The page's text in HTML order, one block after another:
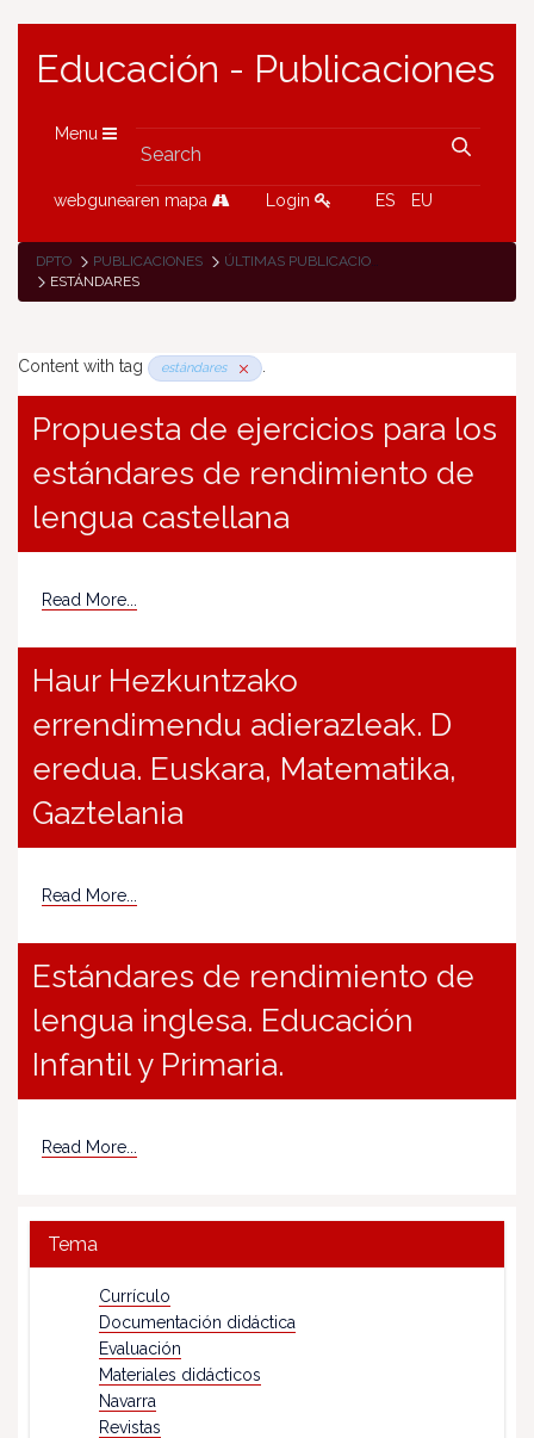
Educación - Publicaciones
Menu
webgunearen mapa Login ES EU
DPTO PUBLICACIONES
ÚLTIMAS PUBLICACIONES
ESTÁNDARES
Content with tag estándares .
Propuesta de ejercicios para los
estándares de rendimiento de
lengua castellana
Read More...
Haur Hezkuntzako
errendimendu adierazleak. D
eredua. Euskara, Matematika,
Gaztelania
Read More...
Estándares de rendimiento de
lengua inglesa. Educación
Infantil y Primaria.
Read More...
Tema
Currículo
Documentación didáctica
Evaluación
Materiales didácticos
Navarra
Revistas